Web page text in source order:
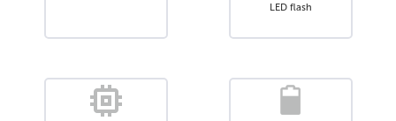
LED flash